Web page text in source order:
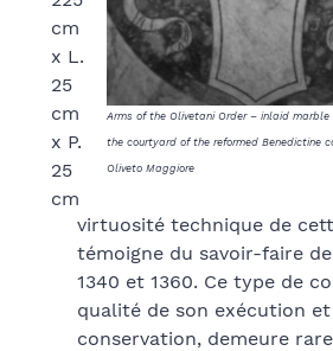
cm
x L.
25
cm
x P.
25
cm
Arms of the Olivetani Order – inlaid marble
the courtyard of the reformed Benedictine
Oliveto Maggiore
virtuosité technique de
témoigne du savoir-faire
1340 et 1360. Ce type de
qualité de son exécution
conservation, demeure